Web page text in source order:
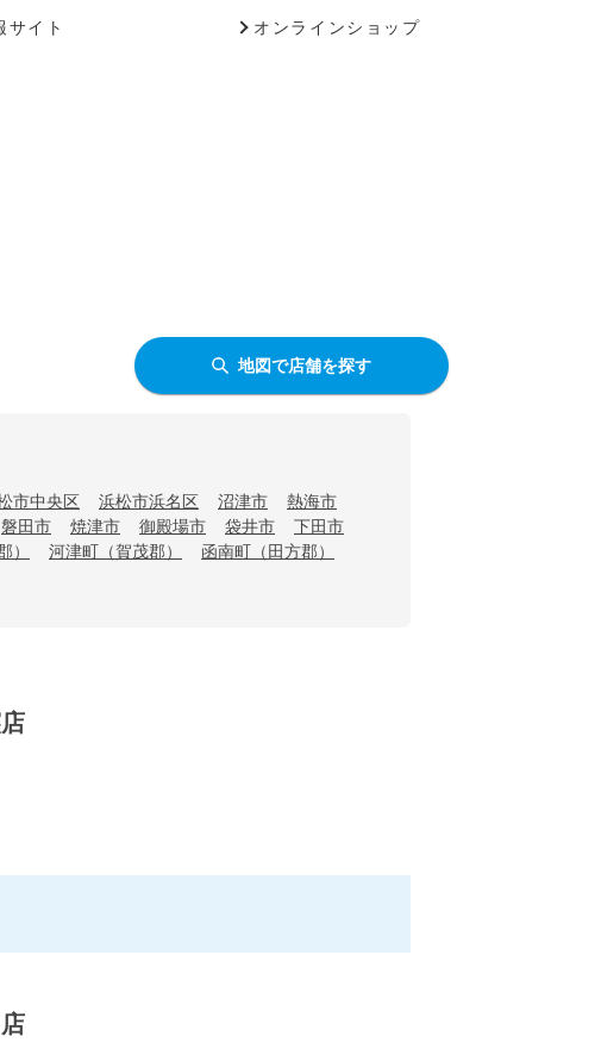
サイト オンラインショップ
地図で店舗を探す
市中央区 浜松市浜名区 沼津市
熱海市
磐田市 焼津市 御殿場市 袋井市
下田市
） 河津町（賀茂郡）
函南町（田方郡）